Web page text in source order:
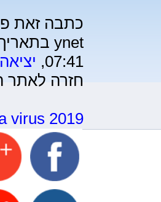
כתבה זאת
07:41,
חזרה לאתר
virus 2019